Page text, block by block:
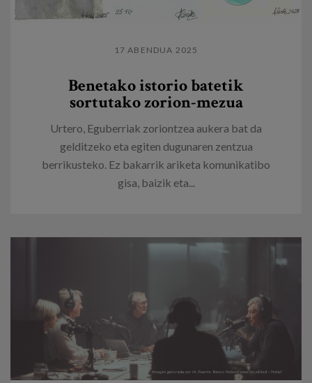
17 ABENDUA 2025
Benetako istorio batetik
sortutako zorion-mezua
Urtero, Eguberriak zoriontzea aukera bat da
gelditzeko eta egiten dugunaren zentzua
berrikusteko. Ez bakarrik ariketa komunikatibo
gisa, baizik eta...